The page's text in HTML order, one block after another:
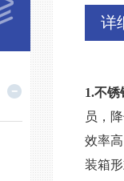
详
1.不锈
员，
效率
装箱